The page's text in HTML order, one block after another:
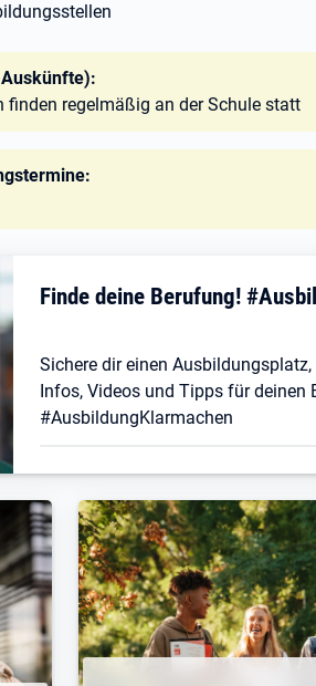
finden regelmäßig an der Schule statt
Finde deine Berufung!
Sichere dir einen
Infos, Videos und Tipps für deinen
#AusbildungKlarmachen